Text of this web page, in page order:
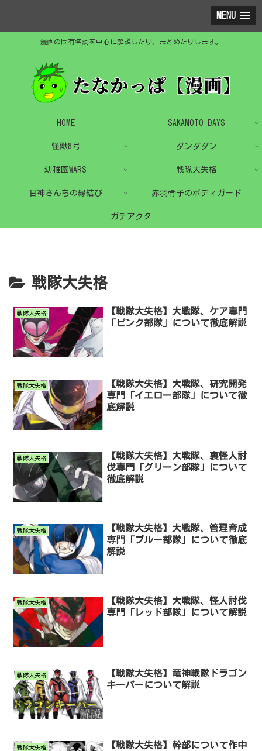
MENU
漫画の固有名詞を中心に解説したり、まとめたりします。
HOME SAKAMOTO DAYS
怪獣8号 ダンダダン
幼稚園WARS 戦隊大失格
甘神さんちの縁結び 赤羽骨子のボディガード
ガチアクタ
戦隊大失格
戦隊大失格
【戦隊大失格】大戦隊、ケア専門
「ピンク部隊」について徹底解説
戦隊大失格
【戦隊大失格】大戦隊、研究開発
専門「イエロー部隊」について徹
底解説
戦隊大失格
【戦隊大失格】大戦隊、裏怪人討
伐専門「グリーン部隊」について
徹底解説
戦隊大失格
【戦隊大失格】大戦隊、管理育成
専門「ブルー部隊」について徹底
解説
戦隊大失格
【戦隊大失格】大戦隊、怪人討伐
専門「レッド部隊」について解説
戦隊大失格
【戦隊大失格】竜神戦隊ドラゴン
キーパーについて解説
戦隊大失格
【戦隊大失格】幹部について作中